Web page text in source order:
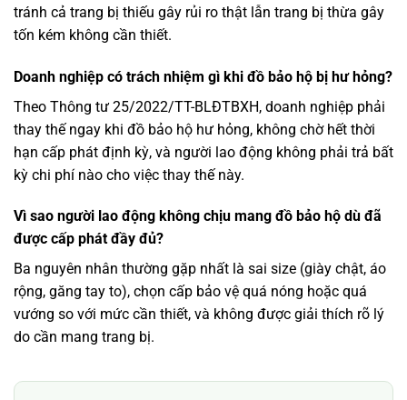
tránh cả trang bị thiếu gây rủi ro thật lẫn trang bị thừa gây
tốn kém không cần thiết.
Doanh nghiệp có trách nhiệm gì khi đồ bảo hộ bị hư hỏng?
Theo Thông tư 25/2022/TT-BLĐTBXH, doanh nghiệp phải
thay thế ngay khi đồ bảo hộ hư hỏng, không chờ hết thời
hạn cấp phát định kỳ, và người lao động không phải trả bất
kỳ chi phí nào cho việc thay thế này.
Vì sao người lao động không chịu mang đồ bảo hộ dù đã
được cấp phát đầy đủ?
Ba nguyên nhân thường gặp nhất là sai size (giày chật, áo
rộng, găng tay to), chọn cấp bảo vệ quá nóng hoặc quá
vướng so với mức cần thiết, và không được giải thích rõ lý
do cần mang trang bị.